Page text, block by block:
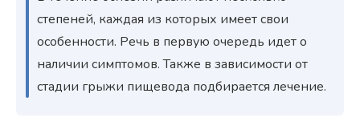
степеней, каждая из которых имеет свои
особенности. Речь в первую очередь идет о
наличии симптомов. Также в зависимости от
стадии грыжи пищевода подбирается лечение.